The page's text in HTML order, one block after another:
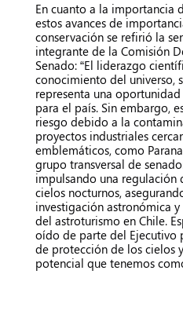
En cuanto a la importancia
estos avances de
conservación se refirió la
integrante de la Comisión
Senado: “El liderazgo
conocimiento del universo,
representa una
para el país. Sin embargo,
riesgo debido a la
proyectos industriales
emblemáticos, como
grupo transversal de
impulsando una regulación
cielos nocturnos,
investigación astronómica
del astroturismo en Chile.
oído de parte del Ejecutivo
de protección de los cielos
potencial que tenemos